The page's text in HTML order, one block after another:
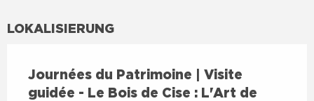
LOKALISIERUNG
Journées du Patrimoine | Visite
guidée - Le Bois de Cise : L'Art de